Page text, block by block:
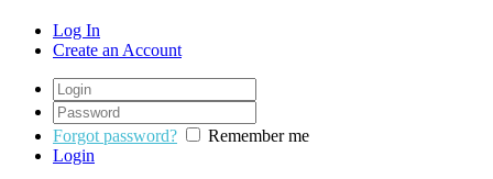
Log In
Create an Account
Forgot password?
Remember me
Login